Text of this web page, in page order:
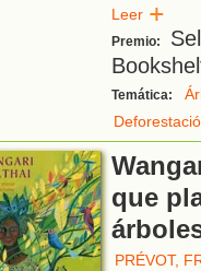
Leer
Premio:
Temática:
que
PRÉVOT,